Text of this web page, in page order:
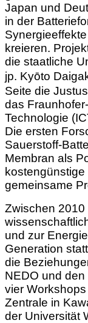
Japan und
in der
kreieren.
die staatliche
jp. Kyōto
Seite die
das
Technologie
Die ersten
Sauerstoff-
Membran als
kostengünstige
gemeinsame
Zwischen
und zur
Generation
die
NEDO und
vier
Zentrale in
der Universität